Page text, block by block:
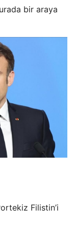
bir araya
Filistin’i